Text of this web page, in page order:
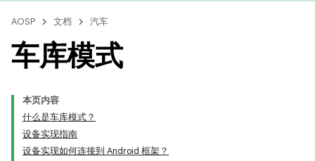
AOSP 文档 汽车
车库模式
本页内容
什么是车库模式？
设备实现指南
设备实现如何连接到 Android 框架？